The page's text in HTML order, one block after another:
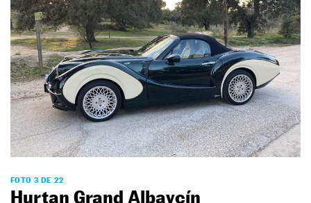
FOTO 3 DE 22
Hurtan Grand Albaycín